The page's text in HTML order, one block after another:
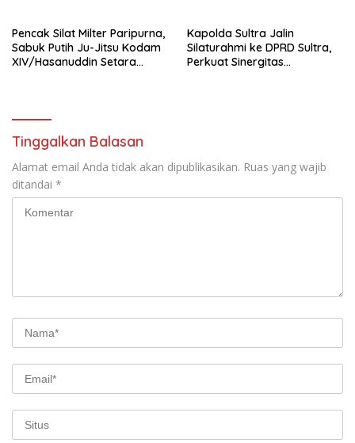
Pencak Silat Milter Paripurna,
Sabuk Putih Ju-Jitsu Kodam
XIV/Hasanuddin Setara
Kapolda Sultra Jalin
Silaturahmi ke DPRD Sultra,
Perkuat Sinergitas
Tinggalkan Balasan
Alamat email Anda tidak akan dipublikasikan. Ruas yang wajib
ditandai *